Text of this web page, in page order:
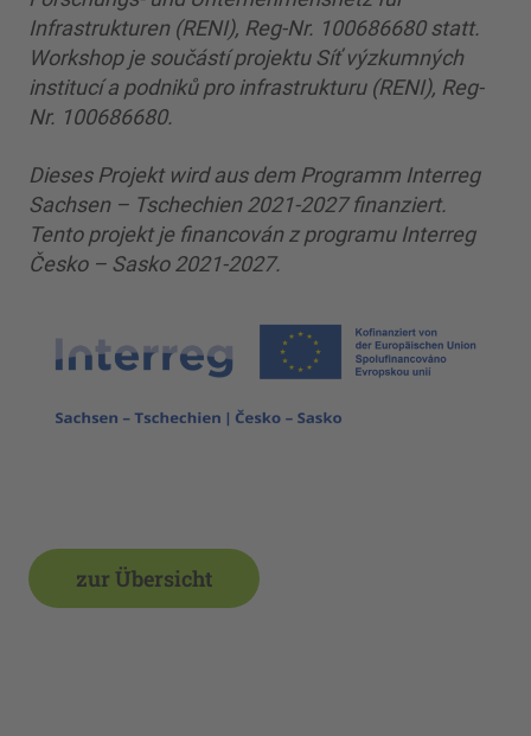
Infrastrukturen (RENI), Reg-Nr. 100686680 statt.
Workshop je součástí projektu Síť výzkumných
institucí a podniků pro infrastrukturu (RENI), Reg-
Nr. 100686680.
Dieses Projekt wird aus dem Programm Interreg
Sachsen – Tschechien 2021-2027 finanziert.
Tento projekt je financován z programu Interreg
Česko – Sasko 2021-2027.
zur Übersicht